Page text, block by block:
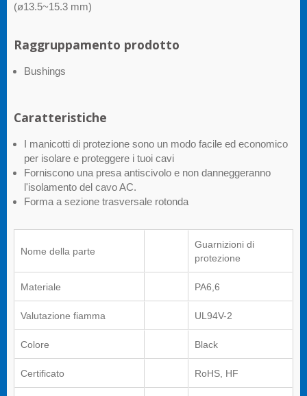
(ø13.5~15.3 mm)
Raggruppamento prodotto
Bushings
Caratteristiche
I manicotti di protezione sono un modo facile ed economico
per isolare e proteggere i tuoi cavi
Forniscono una presa antiscivolo e non danneggeranno
l'isolamento del cavo AC.
Forma a sezione trasversale rotonda
Nome della parte
Guarnizioni di
protezione
Materiale PA6,6
Valutazione fiamma UL94V-2
Colore Black
Certificato RoHS, HF